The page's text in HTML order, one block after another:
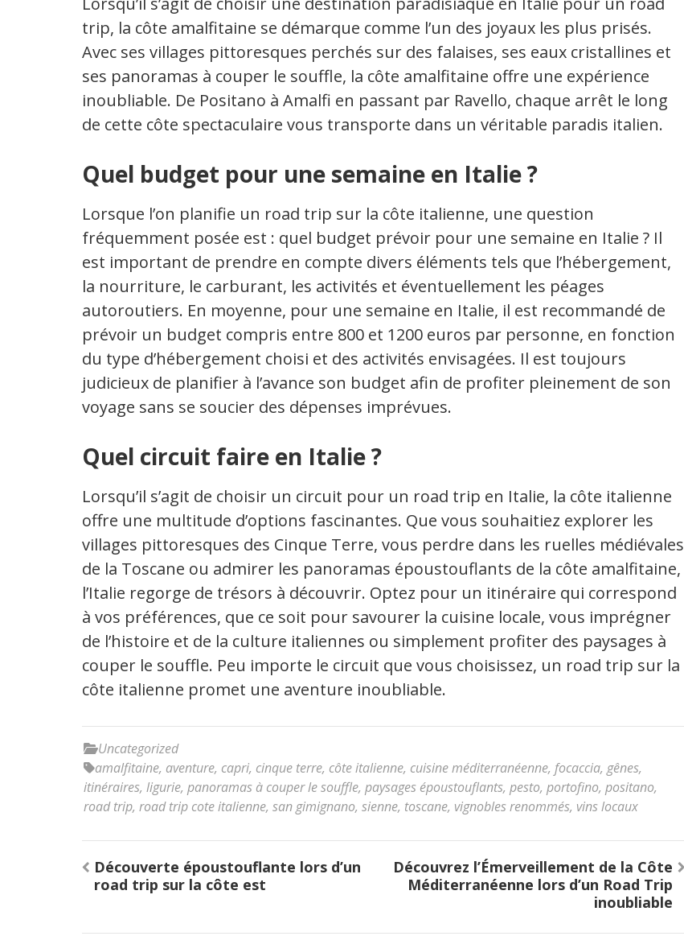
trip, la côte amalfitaine se démarque comme l’un des joyaux les plus prisés.
Avec ses villages pittoresques perchés sur des falaises, ses eaux cristallines et
ses panoramas à couper le souffle, la côte amalfitaine offre une expérience
inoubliable. De Positano à Amalfi en passant par Ravello, chaque arrêt le long
de cette côte spectaculaire vous transporte dans un véritable paradis italien.
Quel budget pour une semaine en Italie ?
Lorsque l’on planifie un road trip sur la côte italienne, une question
fréquemment posée est : quel budget prévoir pour une semaine en Italie ? Il
est important de prendre en compte divers éléments tels que l’hébergement,
la nourriture, le carburant, les activités et éventuellement les péages
autoroutiers. En moyenne, pour une semaine en Italie, il est recommandé de
prévoir un budget compris entre 800 et 1200 euros par personne, en fonction
du type d’hébergement choisi et des activités envisagées. Il est toujours
judicieux de planifier à l’avance son budget afin de profiter pleinement de son
voyage sans se soucier des dépenses imprévues.
Quel circuit faire en Italie ?
Lorsqu’il s’agit de choisir un circuit pour un road trip en Italie, la côte italienne
offre une multitude d’options fascinantes. Que vous souhaitiez explorer les
villages pittoresques des Cinque Terre, vous perdre dans les ruelles médiévales
de la Toscane ou admirer les panoramas époustouflants de la côte amalfitaine,
l’Italie regorge de trésors à découvrir. Optez pour un itinéraire qui correspond
à vos préférences, que ce soit pour savourer la cuisine locale, vous imprégner
de l’histoire et de la culture italiennes ou simplement profiter des paysages à
couper le souffle. Peu importe le circuit que vous choisissez, un road trip sur la
côte italienne promet une aventure inoubliable.
Uncategorized
amalfitaine, aventure, capri, cinque terre, côte italienne, cuisine méditerranéenne, focaccia, gênes,
itinéraires, ligurie, panoramas à couper le souffle, paysages époustouflants, pesto, portofino, positano,
road trip, road trip cote italienne, san gimignano, sienne, toscane, vignobles renommés, vins locaux
Navigation
de
l’article
Découverte époustouflante lors d’un
road trip sur la côte est
Découvrez l’Émerveillement de la Côte
Méditerranéenne lors d’un Road Trip
inoubliable